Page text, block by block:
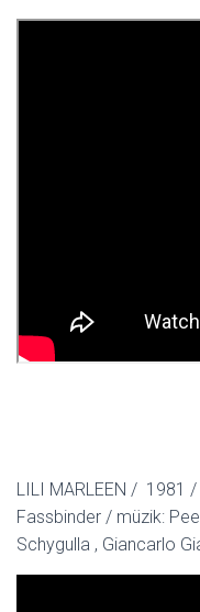
LILI MARLEEN / 1981
Fassbinder / müzik:
Schygulla , Giancarlo